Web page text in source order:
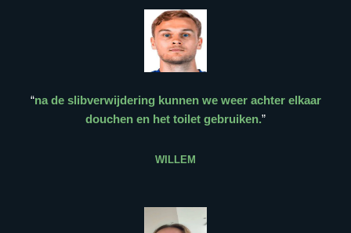
“na de slibverwijdering kunnen we weer achter elkaar
douchen en het toilet gebruiken.”
WILLEM